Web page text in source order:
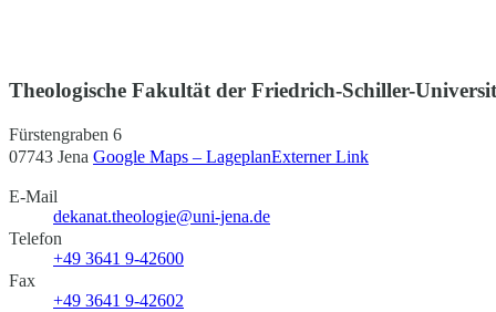
Theologische Fakultät der Friedrich-Schiller-
Fürstengraben 6
07743 Jena Google Maps – LageplanExterner Link
E-Mail
dekanat.theologie@uni-jena.de
Telefon
+49 3641 9-42600
Fax
+49 3641 9-42602